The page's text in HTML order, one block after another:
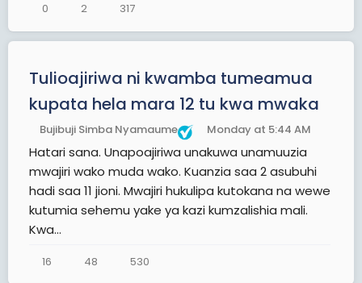
0 2 317
Tulioajiriwa ni kwamba tumeamua
kupata hela mara 12 tu kwa mwaka
Bujibuji Simba Nyamaume Monday at 5:44 AM
Hatari sana. Unapoajiriwa unakuwa unamuuzia
mwajiri wako muda wako. Kuanzia saa 2 asubuhi
hadi saa 11 jioni. Mwajiri hukulipa kutokana na wewe
kutumia sehemu yake ya kazi kumzalishia mali.
Kwa...
16 48 530